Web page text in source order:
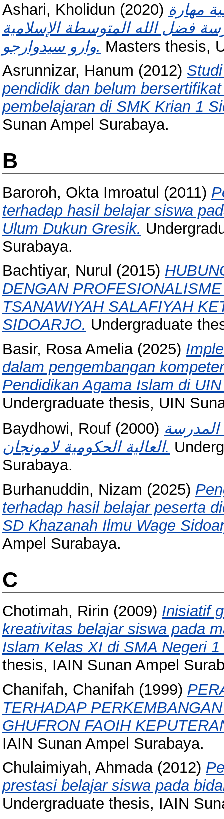
Ashari, Kholidun (2020) مهارة
فضل الله المتوسطة الإسلامية
وارو سيدوارجو. Masters thesis,
Asrunnizar, Hanum (2012)
pendidik dan belum
pembelajaran di SMK Krian 1
Sunan Ampel Surabaya.
B
Baroroh, Okta Imroatul (2011)
terhadap hasil belajar siswa
Ulum Dukun Gresik.
Surabaya.
Bachtiyar, Nurul (2015)
DENGAN
TSANAWIYAH SALAFIYAH
SIDOARJO. Undergraduate
Basir, Rosa Amelia(2025)
dalam pengembangan
Pendidikan Agama Islam di
Undergraduate thesis, UIN
Baydhowi, Rouf (2000) المدرسة
العالية الحكومية لامونجان.
Surabaya.
Burhanuddin, Nizam (2025)
terhadap hasil belajar peserta
SD Khazanah Ilmu Wage
Ampel Surabaya.
C
Chotimah, Ririn (2009) Inisiatif
kreativitas belajar siswa pada
Islam Kelas XI di SMA Negeri
thesis, IAIN Sunan Ampel
Chanifah, Chanifah (1999)
TERHADAP
GHUFRON FAOIH
IAIN Sunan Ampel Surabaya.
Chulaimiyah, Ahmada(2012)
prestasi belajar siswa pada
Undergraduate thesis, IAIN